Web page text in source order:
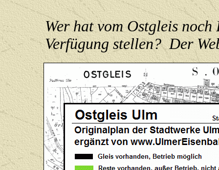
Wer hat vom Ostgleis
Verfügung stellen? Der